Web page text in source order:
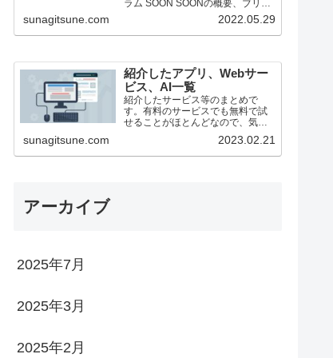
ラム SOON SOONの概要、ブリッ
ジ方法（25/1月時点） ステーキン
グ ZEROBASE ZEROBASE...
sunagitsune.com 2022.05.29
紹介したアプリ、Webサー
ビス、AI一覧
紹介したサービス等のまとめで
す。有料のサービスでも無料で試
せることがほとんどなので、気に
sunagitsune.com 2023.02.21
アーカイブ
2025年7月
2025年3月
2025年2月